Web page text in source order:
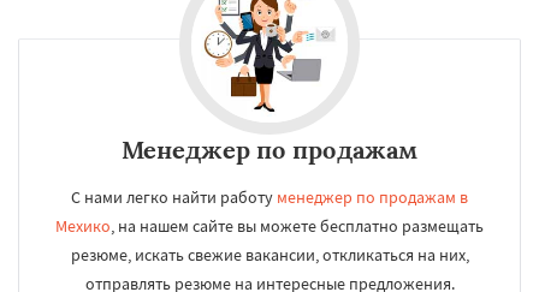
Менеджер по продажам
С нами легко найти работу менеджер по продажам в
Мехико, на нашем сайте вы можете бесплатно размещать
резюме, искать свежие вакансии, откликаться на них,
отправлять резюме на интересные предложения.